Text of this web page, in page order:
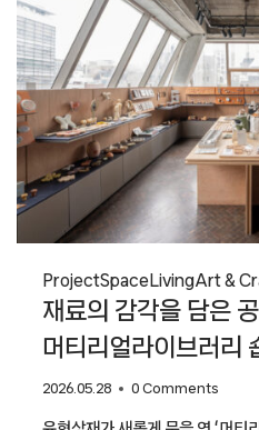
ProjectSpaceLivingArt &
재료의 감각을 담은
머티리얼라이브러리
2026.05.28 0 Comments